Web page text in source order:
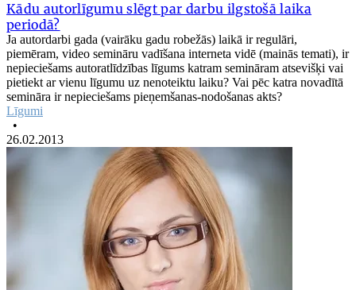
Kādu autorlīgumu slēgt par darbu ilgstošā laika
periodā?
Ja autordarbi gada (vairāku gadu robežās) laikā ir regulāri,
piemēram, video semināru vadīšana interneta vidē (mainās temati), ir
nepieciešams autoratlīdzības līgums katram semināram atsevišķi vai
pietiekt ar vienu līgumu uz nenoteiktu laiku? Vai pēc katra novadītā
semināra ir nepieciešams pieņemšanas-nodošanas akts?
Līgumi
•
26.02.2013